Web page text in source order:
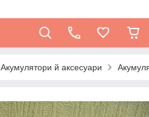
Акумулятори й аксесуари